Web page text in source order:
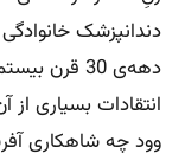
دندانپزشک
دهه‌ی 30
انتقادات بسیاری
وود چه شاهکاری